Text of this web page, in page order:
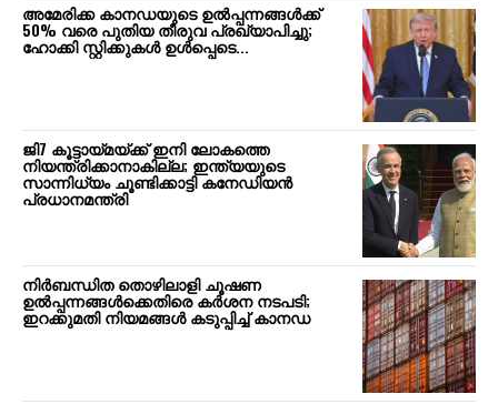
അമേരിക്ക കാനഡയുടെ ഉൽപ്പന്നങ്ങൾക്ക്
50% വരെ പുതിയ തീരുവ പ്രഖ്യാപിച്ചു;
ഹോക്കി സ്റ്റിക്കുകൾ ഉൾപ്പെടെ...
ജി7 കൂട്ടായ്മയ്ക്ക് ഇനി ലോകത്തെ
നിയന്ത്രിക്കാനാകില്ല; ഇന്ത്യയുടെ
സാന്നിധ്യം ചൂണ്ടിക്കാട്ടി കനേഡിയൻ
പ്രധാനമന്ത്രി
നിർബന്ധിത തൊഴിലാളി ചൂഷണ
ഉൽപ്പന്നങ്ങൾക്കെതിരെ കർശന നടപടി;
ഇറക്കുമതി നിയമങ്ങൾ കടുപ്പിച്ച് കാനഡ